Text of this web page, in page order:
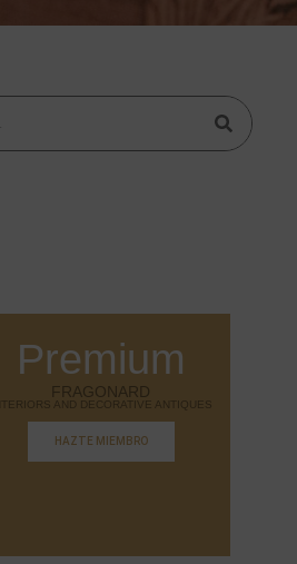
Premium
FRAGONARD
AND DECORATIVE ANTIQUES
HAZTE MIEMBRO